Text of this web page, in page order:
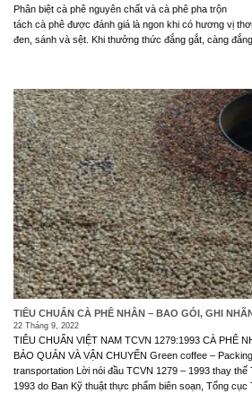
Phân biệt cà phê nguyên chất và cà phê pha
tách cà phê được đánh giá là ngon khi có hương vị
đen, sánh và sệt. Khi thưởng thức đắng gắt, càng
TIÊU CHUẨN CÀ PHÊ NHÂN – BAO GÓI, GHI
CHUYỂN
22 Tháng 9, 2022
TIÊU CHUẨN VIỆT NAM TCVN 1279:1993 CÀ PHÊ
BẢO QUẢN VÀ VẬN CHUYỂN Green coffee –
transportation Lời nói đầu TCVN 1279 – 1993 thay
1993 do Ban Kỹ thuật thực phẩm biên soạn, Tổng cục